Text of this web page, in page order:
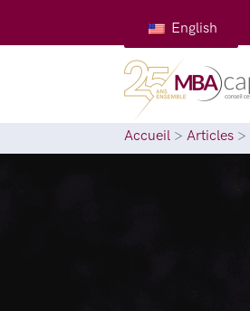
English
Accueil > Articles >